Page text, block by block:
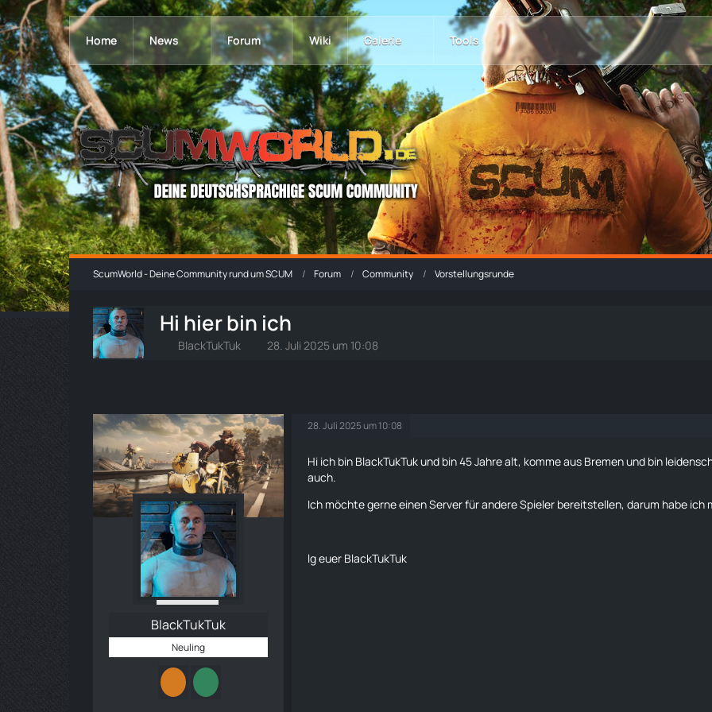
Home News Forum Wiki Galerie Tools
ScumWorld - Deine Community rund um SCUM Forum Community Vorstellungsrunde
Hi hier bin ich
BlackTukTuk 28. Juli 2025 um 10:08
BlackTukTuk
Neuling
28. Juli 2025 um 10:08
Hi ich bin BlackTukTuk und bin 45 Jahre alt, komme aus Bremen und bin
auch.
Ich möchte gerne einen Server für andere Spieler bereitstellen, darum habe ich
lg euer BlackTukTuk